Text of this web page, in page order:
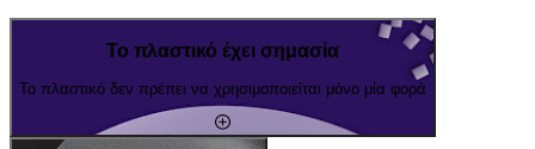
Το πλαστικό έχει σημασία
Το πλαστικό δεν πρέπει να χρησιμοποιείται μόνο μία φορά